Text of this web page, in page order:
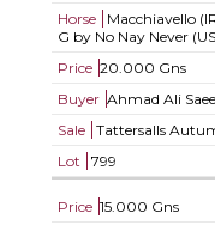
Horse
Macchiavello
G by No Nay Never
Price 20.000 Gns
Buyer Ahmad Ali
Sale
Tattersalls
Lot
799
Price 15.000 Gns